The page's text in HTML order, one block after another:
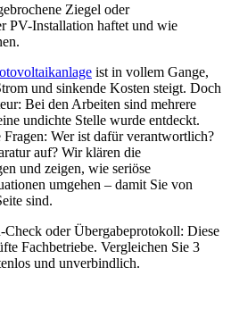
Ziegel oder
PV-Installation haftet und wie
ist in vollem Gange,
und sinkende Kosten steigt. Doch
Bei den Arbeiten sind mehrere
undichte Stelle wurde entdeckt.
Fragen: Wer ist dafür verantwortlich?
auf? Wir klären die
und zeigen, wie seriöse
umgehen – damit Sie von
sind.
oder Übergabeprotokoll: Diese
Fachbetriebe. Vergleichen Sie 3
und unverbindlich.